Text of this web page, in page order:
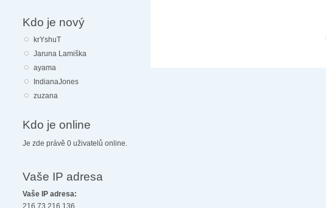
Kdo je nový
krYshuT
Jaruna Lamiška
ayama
IndianaJones
zuzana
Kdo je online
Je zde právě 0 uživatelů online.
Vaše IP adresa
Vaše IP adresa: